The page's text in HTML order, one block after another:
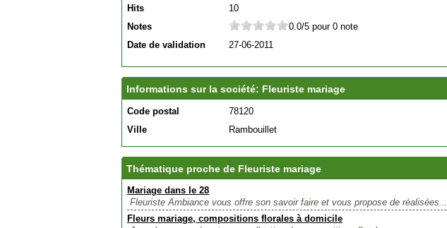
Hits
10
Notes
0.0/5 pour 0 note
Date de validation
27-06-2011
Informations sur la société: Fleuriste mariage
Code postal
78120
Ville
Rambouillet
Thématique proche de Fleuriste mariage
Mariage dans le 28
Fleuriste Ambiance vous offre son savoir faire et vous propose de réalisées...
Fleurs mariage, compositions florales à domicile